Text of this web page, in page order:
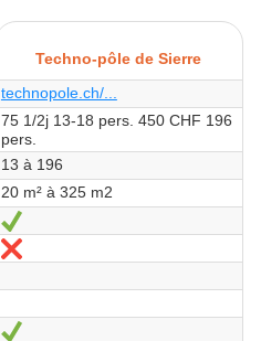
Techno-pôle de Sierre
technopole.ch/...
75 1/2j 13-18 pers. 450 CHF 196
pers.
13 à 196
20 m² à 325 m2